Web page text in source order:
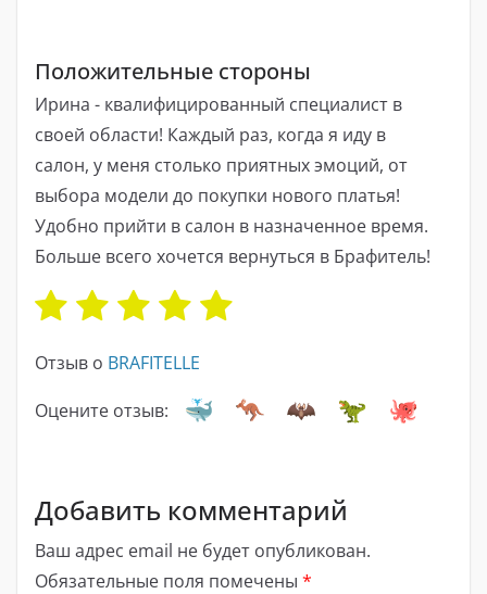
Положительные стороны
Ирина - квалифицированный специалист в
своей области! Каждый раз, когда я иду в
салон, у меня столько приятных эмоций, от
выбора модели до покупки нового платья!
Удобно прийти в салон в назначенное время.
Больше всего хочется вернуться в Брафитель!
Отзыв о BRAFITELLE
Оцените отзыв:
Добавить комментарий
Ваш адрес email не будет опубликован.
Обязательные поля помечены *